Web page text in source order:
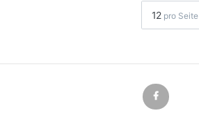
12 pro Seite